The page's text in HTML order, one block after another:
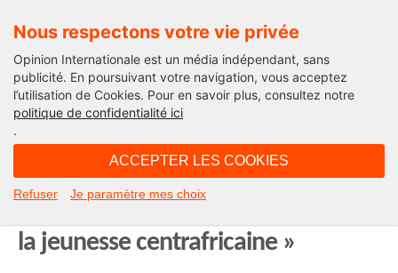
Nous respectons votre vie privée
Opinion Internationale est un média indépendant, sans
publicité. En poursuivant votre navigation, vous acceptez
l’utilisation de Cookies. Pour en savoir plus, consultez notre
politique de confidentialité ici
.
ACCEPTER LES COOKIES
Refuser Je paramètre mes choix
A la Une
« L’éducation et la culture sont les
la jeunesse centrafricaine »